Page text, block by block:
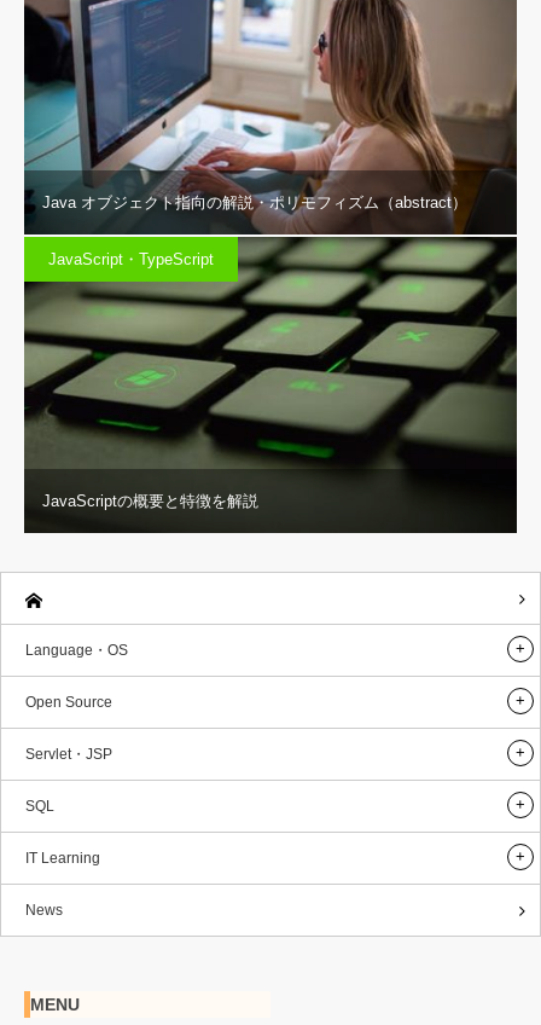
Java オブジェクト指向の解説・ポリモフィズム（abstract）
JavaScript・TypeScript
JavaScriptの概要と特徴を解説
Language・OS
Open Source
Servlet・JSP
SQL
IT Learning
News
MENU